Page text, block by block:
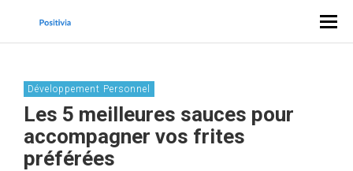
Développement Personnel
Les 5 meilleures sauces pour
accompagner vos frites
préférées